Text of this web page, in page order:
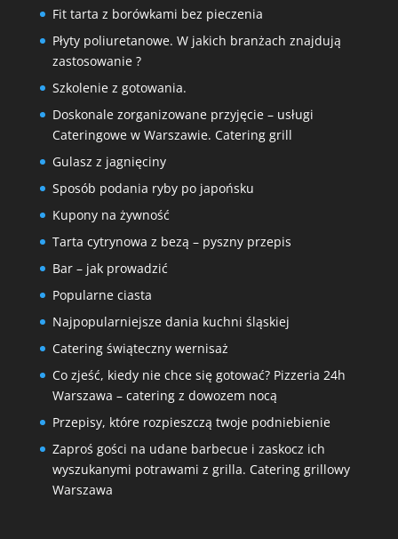
Fit tarta z borówkami bez pieczenia
Płyty poliuretanowe. W jakich branżach znajdują
zastosowanie ?
Szkolenie z gotowania.
Doskonale zorganizowane przyjęcie – usługi
Cateringowe w Warszawie. Catering grill
Gulasz z jagnięciny
Sposób podania ryby po japońsku
Kupony na żywność
Tarta cytrynowa z bezą – pyszny przepis
Bar – jak prowadzić
Popularne ciasta
Najpopularniejsze dania kuchni śląskiej
Catering świąteczny wernisaż
Co zjeść, kiedy nie chce się gotować? Pizzeria 24h
Warszawa – catering z dowozem nocą
Przepisy, które rozpieszczą twoje podniebienie
Zaproś gości na udane barbecue i zaskocz ich
wyszukanymi potrawami z grilla. Catering grillowy
Warszawa